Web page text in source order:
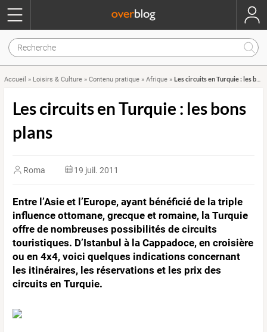
Accueil » Loisirs & Culture » Contenu pratique » Afrique » Les circuits en Turquie : les bons plans
Les circuits en Turquie : les bons
plans
Roma 19 juil. 2011
Entre l’Asie et l’Europe, ayant bénéficié de la triple
influence ottomane, grecque et romaine, la Turquie
offre de nombreuses possibilités de circuits
touristiques. D’Istanbul à la Cappadoce, en croisière
ou en 4x4, voici quelques indications concernant
les itinéraires, les réservations et les prix des
circuits en Turquie.